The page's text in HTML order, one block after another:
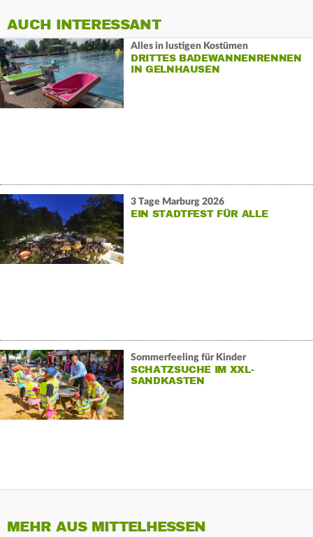
AUCH INTERESSANT
Alles in lustigen Kostümen
DRITTES BADEWANNENRENNEN
IN GELNHAUSEN
3 Tage Marburg 2026
EIN STADTFEST FÜR ALLE
Sommerfeeling für Kinder
SCHATZSUCHE IM XXL-
SANDKASTEN
MEHR AUS MITTELHESSEN